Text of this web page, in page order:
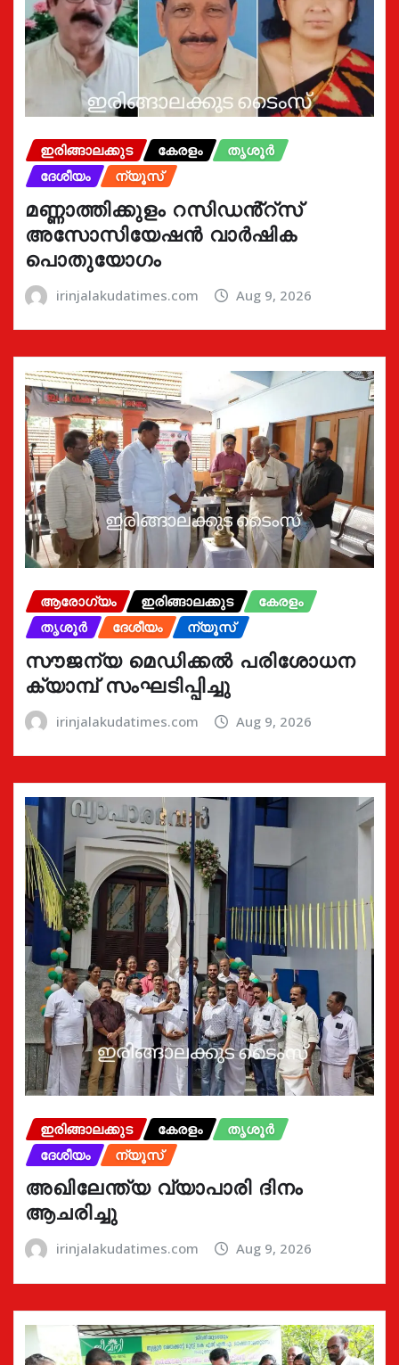
ഇരിങ്ങാലക്കുട കേരളം
തൃശൂർ
ദേശീയം
ന്യൂസ്
മണ്ണാത്തിക്കുളം റസിഡൻ്റ്സ്
അസോസിയേഷൻ വാർഷിക
പൊതുയോഗം
irinjalakudatimes.com Aug 9, 2026
ആരോഗ്യം ഇരിങ്ങാലക്കുട
കേരളം
തൃശൂർ
ദേശീയം ന്യൂസ്
സൗജന്യ മെഡിക്കൽ പരിശോധന
ക്യാമ്പ് സംഘടിപ്പിച്ചു
irinjalakudatimes.com Aug 9, 2026
ഇരിങ്ങാലക്കുട കേരളം
തൃശൂർ
ദേശീയം
ന്യൂസ്
അഖിലേന്ത്യ വ്യാപാരി ദിനം
ആചരിച്ചു
irinjalakudatimes.com Aug 9, 2026